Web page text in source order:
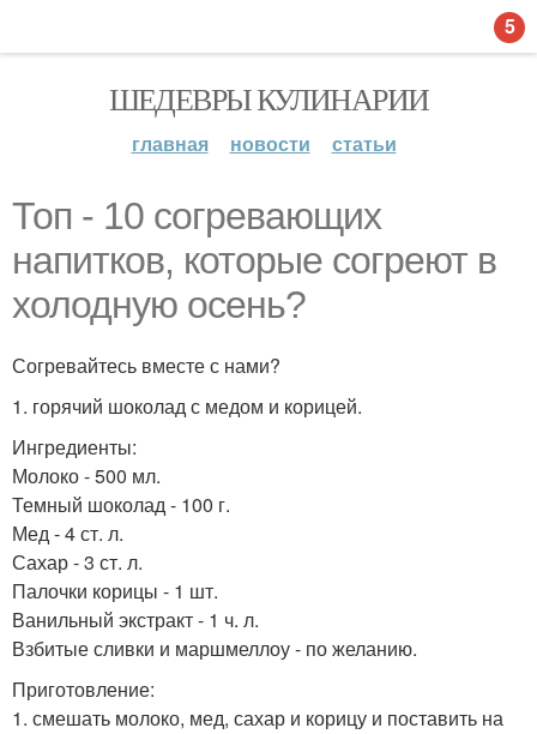
ШЕДЕВРЫ КУЛИНАРИИ
главная новости статьи
Топ - 10 согревающих
напитков, которые согреют в
холодную осень?
Согревайтесь вместе с нами?
1. горячий шоколад с медом и корицей.
Ингредиенты:
Молоко - 500 мл.
Темный шоколад - 100 г.
Мед - 4 ст. л.
Сахар - 3 ст. л.
Палочки корицы - 1 шт.
Ванильный экстракт - 1 ч. л.
Взбитые сливки и маршмеллоу - по желанию.
Приготовление:
1. смешать молоко, мед, сахар и корицу и поставить на
5